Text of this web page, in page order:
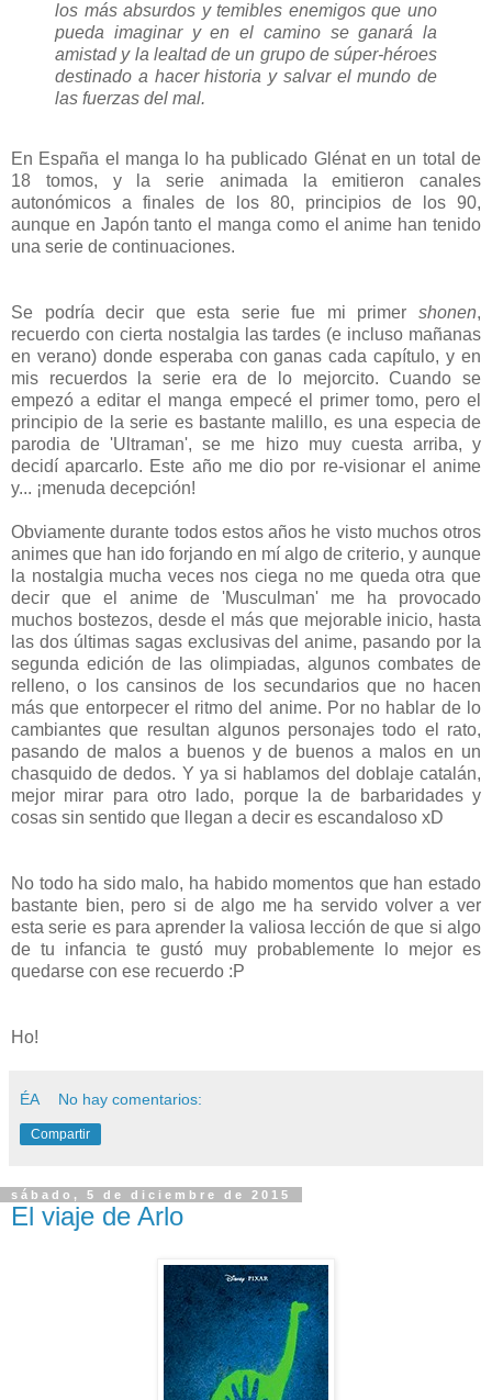
los más absurdos y temibles enemigos que uno
pueda imaginar y en el camino se ganará la
amistad y la lealtad de un grupo de súper-héroes
destinado a hacer historia y salvar el mundo de
las fuerzas del mal.
En España el manga lo ha publicado Glénat en un total de
18 tomos, y la serie animada la emitieron canales
autonómicos a finales de los 80, principios de los 90,
aunque en Japón tanto el manga como el anime han tenido
una serie de continuaciones.
Se podría decir que esta serie fue mi primer shonen,
recuerdo con cierta nostalgia las tardes (e incluso mañanas
en verano) donde esperaba con ganas cada capítulo, y en
mis recuerdos la serie era de lo mejorcito. Cuando se
empezó a editar el manga empecé el primer tomo, pero el
principio de la serie es bastante malillo, es una especia de
parodia de 'Ultraman', se me hizo muy cuesta arriba, y
decidí aparcarlo. Este año me dio por re-visionar el anime
y... ¡menuda decepción!
Obviamente durante todos estos años he visto muchos otros
animes que han ido forjando en mí algo de criterio, y aunque
la nostalgia mucha veces nos ciega no me queda otra que
decir que el anime de 'Musculman' me ha provocado
muchos bostezos, desde el más que mejorable inicio, hasta
las dos últimas sagas exclusivas del anime, pasando por la
segunda edición de las olimpiadas, algunos combates de
relleno, o los cansinos de los secundarios que no hacen
más que entorpecer el ritmo del anime. Por no hablar de lo
cambiantes que resultan algunos personajes todo el rato,
pasando de malos a buenos y de buenos a malos en un
chasquido de dedos. Y ya si hablamos del doblaje catalán,
mejor mirar para otro lado, porque la de barbaridades y
cosas sin sentido que llegan a decir es escandaloso xD
No todo ha sido malo, ha habido momentos que han estado
bastante bien, pero si de algo me ha servido volver a ver
esta serie es para aprender la valiosa lección de que si algo
de tu infancia te gustó muy probablemente lo mejor es
quedarse con ese recuerdo :P
Ho!
ÉA No hay comentarios:
Compartir
sábado, 5 de diciembre de 2015
El viaje de Arlo